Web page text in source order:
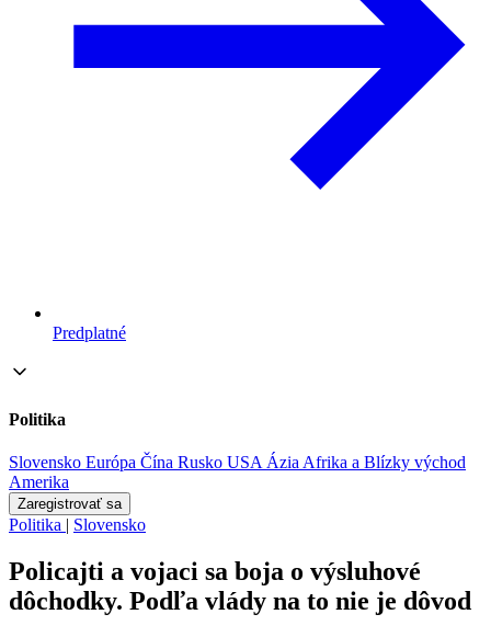
Predplatné
Politika
Slovensko Európa Čína Rusko USA ÁziaAfrika a Blízky východ
Amerika
Zaregistrovať sa
Politika | Slovensko
Policajti a vojaci sa boja o výsluhové
dôchodky. Podľa vlády na to nie je dôvod